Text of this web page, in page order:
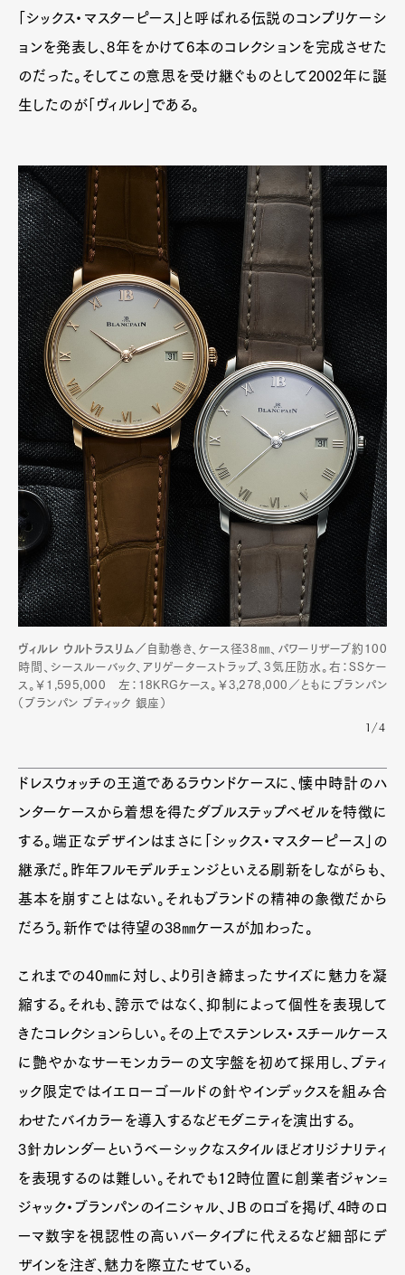
「シックス・マスターピース」と呼ばれる伝説のコンプリケーシ
ョンを発表し、8年をかけて6本のコレクションを完成させた
のだった。そしてこの意思を受け継ぐものとして2002年に誕
生したのが「ヴィルレ」である。
ヴィルレ ウルトラスリム／ 自動巻き、ケース径38㎜、パワーリザーブ約100
時間、シースルーバック、アリゲーターストラップ、3気圧防水。右：SSケー
ス。￥1,595,000 左：18KRGケース。￥3,278,000／ともにブランパン
（ブランパン ブティック 銀座）
1/4
ドレスウォッチの王道であるラウンドケースに、懐中時計のハ
ンターケースから着想を得たダブルステップベゼルを特徴に
する。端正なデザインはまさに「シックス・マスターピース」の
継承だ。昨年フルモデルチェンジといえる刷新をしながらも、
基本を崩すことはない。それもブランドの精神の象徴だから
だろう。新作では待望の38㎜ケースが加わった。
これまでの40㎜に対し、より引き締まったサイズに魅力を凝
縮する。それも、誇示ではなく、抑制によって個性を表現して
きたコレクションらしい。その上でステンレス・スチールケース
に艶やかなサーモンカラーの文字盤を初めて採用し、ブティ
ック限定ではイエローゴールドの針やインデックスを組み合
わせたバイカラーを導入するなどモダニティを演出する。
3針カレンダーというベーシックなスタイルほどオリジナリティ
を表現するのは難しい。それでも12時位置に創業者ジャン=
ジャック・ブランパンのイニシャル、ＪＢのロゴを掲げ、4時のロ
ーマ数字を視認性の高いバータイプに代えるなど細部にデ
ザインを注ぎ、魅力を際立たせている。